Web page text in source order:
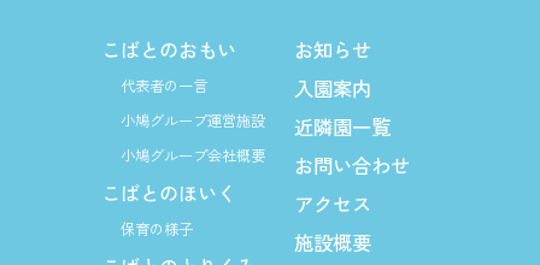
こばとのおもい
代表者の一言
小鳩グループ運営施設
小鳩グループ会社概要
こばとのほいく
保育の様子
お知らせ
入園案内
近隣園一覧
お問い合わせ
アクセス
施設概要